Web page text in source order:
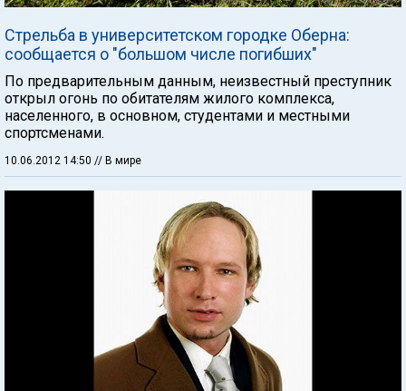
Стрельба в университетском городке Оберна:
сообщается о "большом числе погибших"
По предварительным данным, неизвестный преступник
открыл огонь по обитателям жилого комплекса,
населенного, в основном, студентами и местными
спортсменами.
10.06.2012 14:50 // В мире